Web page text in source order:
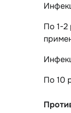
По 1-2
По 10